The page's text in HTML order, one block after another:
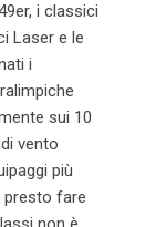
i classici
Laser e le
i
sui 10
vento
più
presto fare